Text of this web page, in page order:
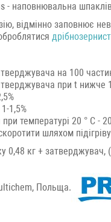
- наповнювальна
відмінно заповнює
на 100
при t нижче
1,5%
температурі 20 ° C -
шляхом
0,48 кг +
Польща.